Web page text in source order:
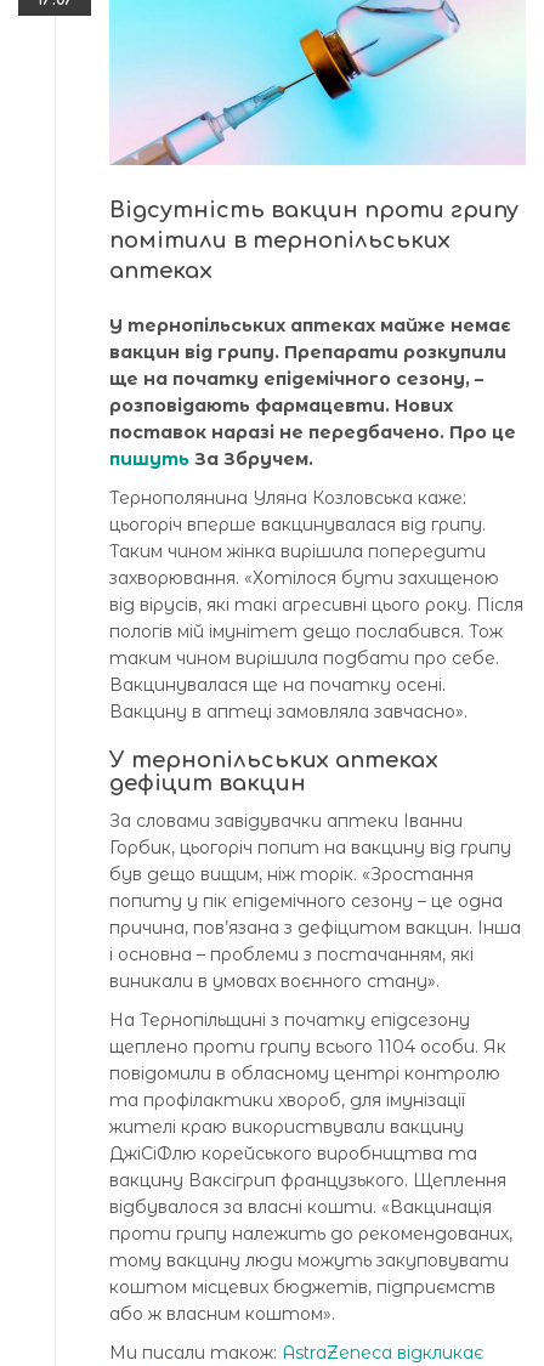
Відсутність вакцин проти грипу
помітили в тернопільських
аптеках
У тернопільських аптеках майже немає
вакцин від грипу. Препарати розкупили
ще на початку епідемічного сезону, –
розповідають фармацевти. Нових
поставок наразі не передбачено. Про це
пишуть За Збручем.
Тернополянина Уляна Козловська каже:
цьогоріч вперше вакцинувалася від грипу.
Таким чином жінка вирішила попередити
захворювання. «Хотілося бути захищеною
від вірусів, які такі агресивні цього року. Після
пологів мій імунітет дещо послабився. Тож
таким чином вирішила подбати про себе.
Вакцинувалася ще на початку осені.
Вакцину в аптеці замовляла завчасно».
У тернопільських аптеках
дефіцит вакцин
За словами завідувачки аптеки Іванни
Горбик, цьогоріч попит на вакцину від грипу
був дещо вищим, ніж торік. «Зростання
попиту у пік епідемічного сезону – це одна
причина, пов’язана з дефіцитом вакцин. Інша
і основна – проблеми з постачанням, які
виникали в умовах воєнного стану».
На Тернопільщині з початку епідсезону
щеплено проти грипу всього 1104 особи. Як
повідомили в обласному центрі контролю
та профілактики хвороб, для імунізації
жителі краю використвували вакцину
ДжіСіФлю корейського виробництва та
вакцину Ваксігрип французького. Щеплення
відбувалося за власні кошти. «Вакцинація
проти грипу належить до рекомендованих,
тому вакцину люди можуть закуповувати
коштом місцевих бюджетів, підприємств
або ж власним коштом».
Ми писали також: AstraZeneca відкликає